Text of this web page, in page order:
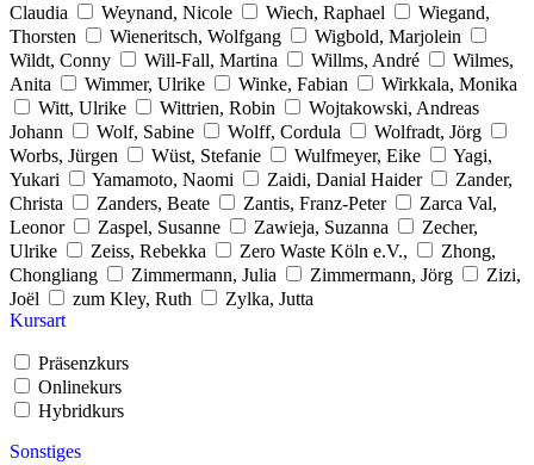
Claudia
Weynand, Nicole Wiech, Raphael
Wiegand,
Thorsten
Wieneritsch, Wolfgang
Wigbold, Marjolein
Wildt, Conny
Will-Fall, Martina Willms, André
Wilmes,
Anita
Wimmer, Ulrike Winke, Fabian
Wirkkala, Monika
Witt, Ulrike
Wittrien, Robin
Wojtakowski, Andreas
Johann
Wolf, Sabine Wolff, Cordula
Wolfradt, Jörg
Worbs, Jürgen
Wüst, Stefanie Wulfmeyer, Eike
Yagi,
Yukari
Yamamoto, Naomi Zaidi, Danial Haider
Zander,
Christa
Zanders, Beate Zantis, Franz-Peter
Zarca Val,
Leonor
Zaspel, Susanne Zawieja, Suzanna
Zecher,
Ulrike
Zeiss, Rebekka Zero Waste Köln e.V.,
Zhong,
Chongliang
Zimmermann, Julia Zimmermann, Jörg
Zizi,
Joël
zum Kley, Ruth
Zylka, Jutta
Kursart
Präsenzkurs
Onlinekurs
Hybridkurs
Sonstiges